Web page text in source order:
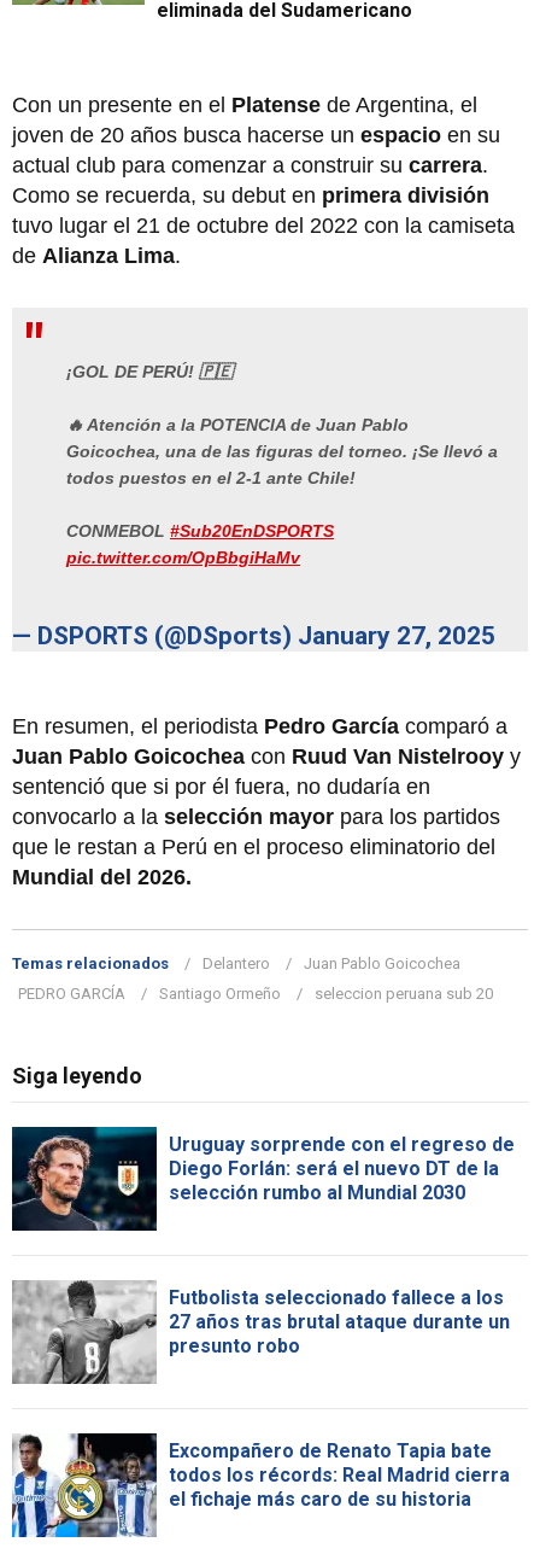
eliminada del Sudamericano
Con un presente en el Platense de Argentina, el
joven de 20 años busca hacerse un espacio en su
actual club para comenzar a construir su carrera.
Como se recuerda, su debut en primera división
tuvo lugar el 21 de octubre del 2022 con la camiseta
de Alianza Lima.
¡GOL DE PERÚ! 🇵🇪
🔥 Atención a la POTENCIA de Juan Pablo
Goicochea, una de las figuras del torneo. ¡Se llevó a
todos puestos en el 2-1 ante Chile!
CONMEBOL #Sub20EnDSPORTS
pic.twitter.com/OpBbgiHaMv
— DSPORTS (@DSports) January 27, 2025
En resumen, el periodista Pedro García comparó a
Juan Pablo Goicochea con Ruud Van Nistelrooy y
sentenció que si por él fuera, no dudaría en
convocarlo a la selección mayor para los partidos
que le restan a Perú en el proceso eliminatorio del
Mundial del 2026.
Temas relacionados Delantero
Juan Pablo Goicochea
PEDRO GARCÍA
Santiago Ormeño seleccion peruana sub 20
Siga leyendo
Uruguay sorprende con el regreso de
Diego Forlán: será el nuevo DT de la
selección rumbo al Mundial 2030
Futbolista seleccionado fallece a los
27 años tras brutal ataque durante un
presunto robo
Excompañero de Renato Tapia bate
todos los récords: Real Madrid cierra
el fichaje más caro de su historia